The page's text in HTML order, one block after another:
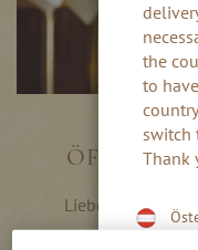
Liebe
the
to
switch
Thank